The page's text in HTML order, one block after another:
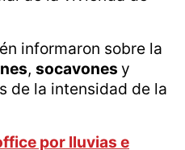
viales y
de Cuajimalpa.
por las autoridades
la zona de José
Ancona, donde
de la vivienda de